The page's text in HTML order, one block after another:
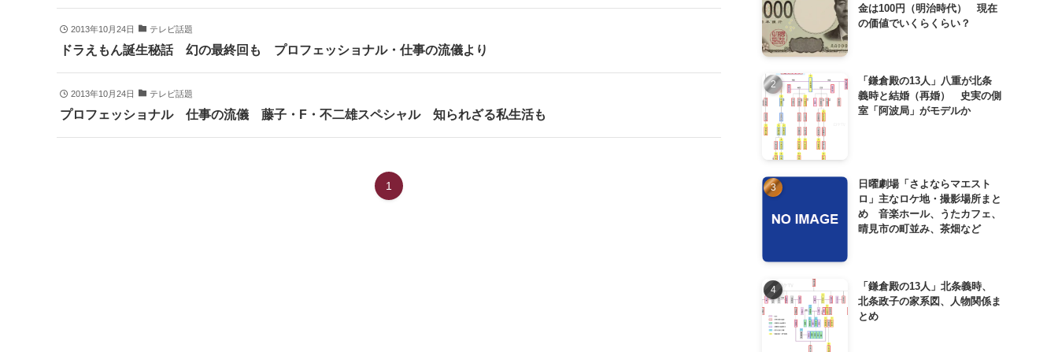
2013年10月24日 テレビ話題
ドラえもん誕生秘話 幻の最終回も プロフェッショナル・仕事の流儀より
2013年10月24日 テレビ話題
プロフェッショナル 仕事の流儀 藤子・F・不二雄スペシャル 知られざる私生活も
1
金は100円（明治時代） 現在
の価値でいくらくらい？
「鎌倉殿の13人」八重が北条
義時と結婚（再婚） 史実の側
室「阿波局」がモデルか
日曜劇場「さよならマエスト
ロ」主なロケ地・撮影場所まと
め 音楽ホール、うたカフェ、
晴見市の町並み、茶畑など
「鎌倉殿の13人」北条義時、
北条政子の家系図、人物関係ま
とめ